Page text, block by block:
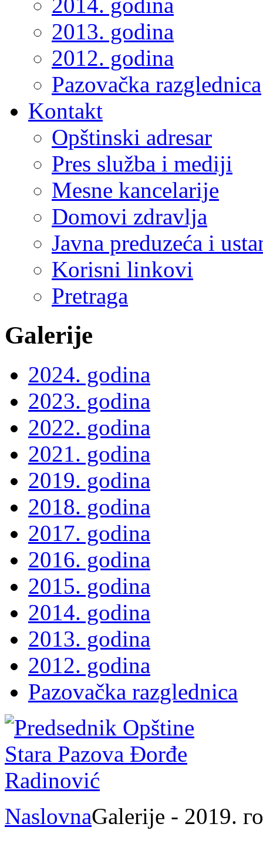
2013. godina
2012. godina
Pazovačka razglednica
Kontakt
Opštinski adresar
Pres služba i mediji
Mesne kancelarije
Domovi zdravlja
Javna preduzeća i
Korisni linkovi
Pretraga
Galerije
2024. godina
2023. godina
2022. godina
2021. godina
2019. godina
2018. godina
2017. godina
2016. godina
2015. godina
2014. godina
2013. godina
2012. godina
Pazovačka razglednica
NaslovnaGalerije - 2019.